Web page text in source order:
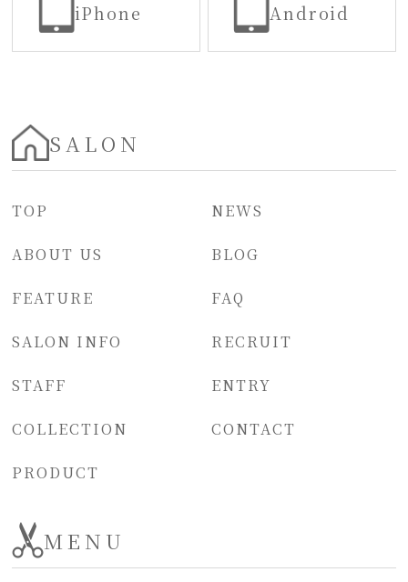
iPhone Android
SALON
TOP
ABOUT US
FEATURE
SALON INFO
STAFF
COLLECTION
PRODUCT
NEWS
BLOG
FAQ
RECRUIT
ENTRY
CONTACT
MENU